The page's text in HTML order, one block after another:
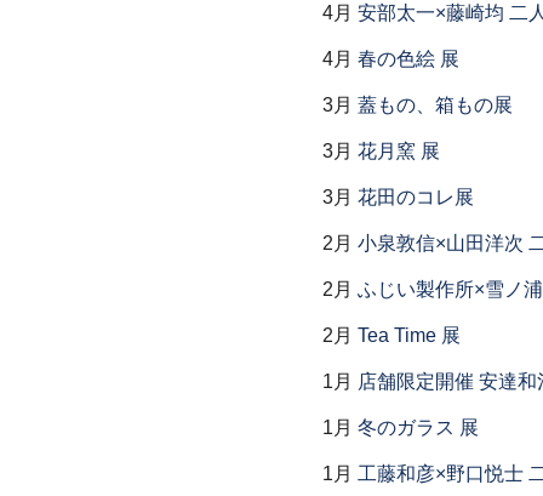
4月 安部太一×藤崎均 二
4月 春の色絵 展
3月 蓋もの、箱もの展
3月 花月窯 展
3月 花田のコレ展
2月 小泉敦信×山田洋次
2月 ふじい製作所×雪ノ
2月 Tea Time 展
1月 店舗限定開催 安達和
1月 冬のガラス 展
1月 工藤和彦×野口悦士